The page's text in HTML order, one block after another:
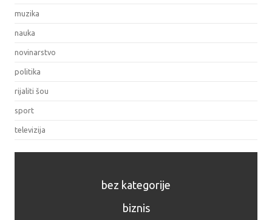
muzika
nauka
novinarstvo
politika
rijaliti šou
sport
televizija
bez kategorije
biznis